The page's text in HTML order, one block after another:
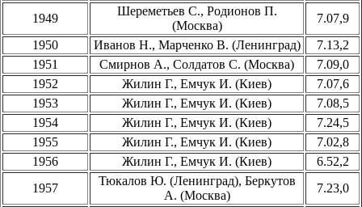
1949
Шереметьев С., Родионов П.
(Москва)
7.07,9
1950
Иванов Н., Марченко В. (Ленинград)
7.13,2
1951
Смирнов А., Солдатов С. (Москва)
7.09,0
1952
Жилин Г., Емчук И. (Киев)
7.07,6
1953
Жилин Г., Емчук И. (Киев)
7.08,5
1954
Жилин Г., Емчук И. (Киев)
7.24,5
1955
Жилин Г., Емчук И. (Киев)
7.02,8
1956
Жилин Г., Емчук И. (Киев)
6.52,2
1957
Тюкалов Ю. (Ленинград), Беркутов
А. (Москва)
7.23,0